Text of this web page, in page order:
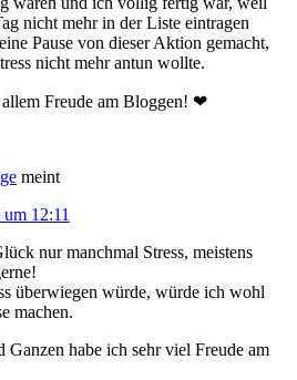
nicht mehr in der Liste eintragen
Pause von dieser Aktion gemacht,
nicht mehr antun wollte.
Freude am Bloggen! ❤
meint
12:11
nur manchmal Stress, meistens
überwiegen würde, würde ich wohl
machen.
Ganzen habe ich sehr viel Freude am